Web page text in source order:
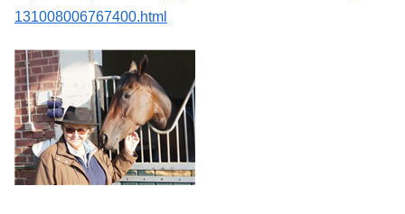
131008006767400.html